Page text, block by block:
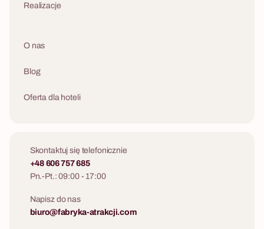
Realizacje
O nas
Blog
Oferta dla hoteli
Skontaktuj się telefonicznie
+48 606 757 685
Pn.-Pt.: 09:00 - 17:00
Napisz do nas
biuro@fabryka-atrakcji.com